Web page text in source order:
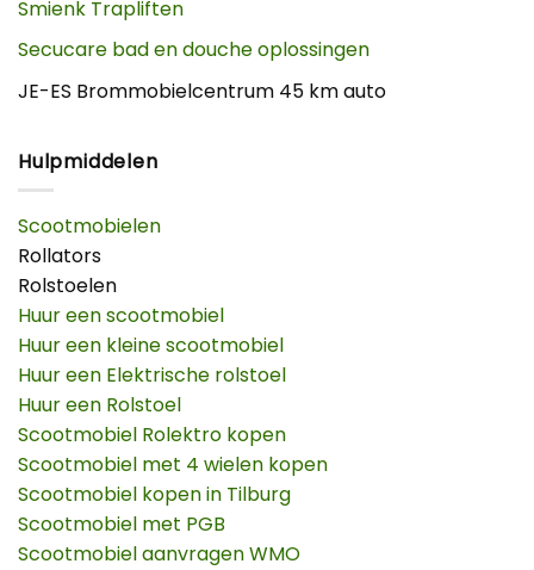
Smienk Trapliften
Secucare bad en douche oplossingen
JE-ES Brommobielcentrum 45 km auto
Hulpmiddelen
Scootmobielen
Rollators
Rolstoelen
Huur een scootmobiel
Huur een kleine scootmobiel
Huur een Elektrische rolstoel
Huur een Rolstoel
Scootmobiel Rolektro kopen
Scootmobiel met 4 wielen kopen
Scootmobiel kopen in Tilburg
Scootmobiel met PGB
Scootmobiel aanvragen WMO